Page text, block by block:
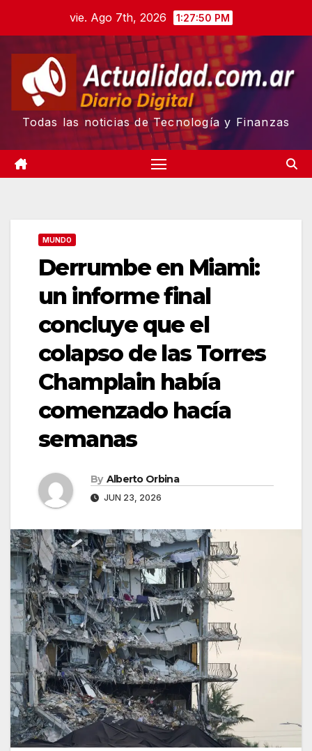
content
vie. Ago 7th, 2026 1:27:51 PM
Todas las noticias de Tecnología y Finanzas
MUNDO
Derrumbe en Miami:
un informe final
concluye que el
colapso de las Torres
Champlain había
comenzado hacía
semanas
By Alberto Orbina
JUN 23, 2026